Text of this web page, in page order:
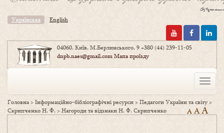
Українська English
04060, Київ, М.Берлинського, 9+380 (44) 239-11-05
dnpb.naes@gmail.comМапа проїзду
Toggle
Головна >Інформаційно-бібліографічні ресурси >Педагоги України та світу>
Скрипченко Н. Ф. >Нагороди та відзнаки Н. Ф. Скрипченко A AA